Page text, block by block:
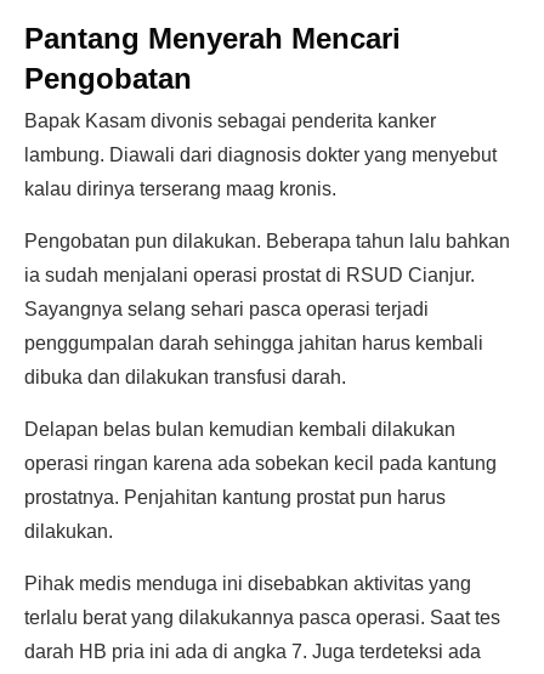
Pantang Menyerah Mencari
Pengobatan
Bapak Kasam divonis sebagai penderita kanker
lambung. Diawali dari diagnosis dokter yang menyebut
kalau dirinya terserang maag kronis.
Pengobatan pun dilakukan. Beberapa tahun lalu bahkan
ia sudah menjalani operasi prostat di RSUD Cianjur.
Sayangnya selang sehari pasca operasi terjadi
penggumpalan darah sehingga jahitan harus kembali
dibuka dan dilakukan transfusi darah.
Delapan belas bulan kemudian kembali dilakukan
operasi ringan karena ada sobekan kecil pada kantung
prostatnya. Penjahitan kantung prostat pun harus
dilakukan.
Pihak medis menduga ini disebabkan aktivitas yang
terlalu berat yang dilakukannya pasca operasi. Saat tes
darah HB pria ini ada di angka 7. Juga terdeteksi ada